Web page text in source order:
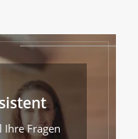
Fragen